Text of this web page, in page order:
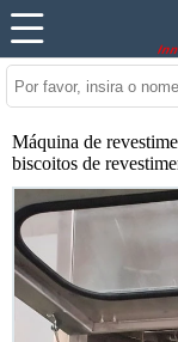
Máquina de
biscoitos de